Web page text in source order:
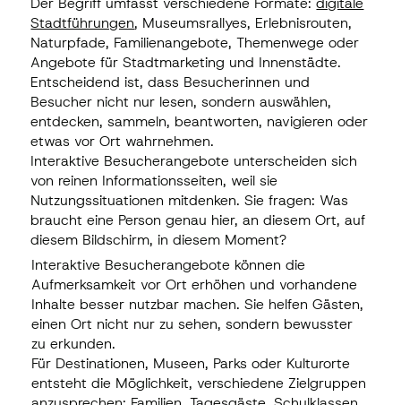
Stadtführungen, Museumsrallyes, Erlebnisrouten,
Naturpfade, Familienangebote, Themenwege oder
Angebote für Stadtmarketing und Innenstädte.
Entscheidend ist, dass Besucherinnen und
Besucher nicht nur lesen, sondern auswählen,
entdecken, sammeln, beantworten, navigieren oder
etwas vor Ort wahrnehmen.
Interaktive Besucherangebote unterscheiden sich
von reinen Informationsseiten, weil sie
Nutzungssituationen mitdenken. Sie fragen: Was
braucht eine Person genau hier, an diesem Ort, auf
diesem Bildschirm, in diesem Moment?
Interaktive Besucherangebote können die
Aufmerksamkeit vor Ort erhöhen und vorhandene
Inhalte besser nutzbar machen. Sie helfen Gästen,
einen Ort nicht nur zu sehen, sondern bewusster
zu erkunden.
Für Destinationen, Museen, Parks oder Kulturorte
entsteht die Möglichkeit, verschiedene Zielgruppen